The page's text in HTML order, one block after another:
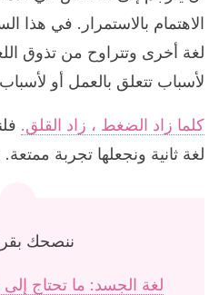
الاهتمام بالاستمرار. في هذا
لغة أخرى وتتراوح من تذوق
لأسباب تتعلق بالعمل أو لأسباب
كلما زاد الضغط ، زاد القلق.
لغة ثانية ونجعلها تجربة
ننصحك
لغة الجسد: ما تحتاج